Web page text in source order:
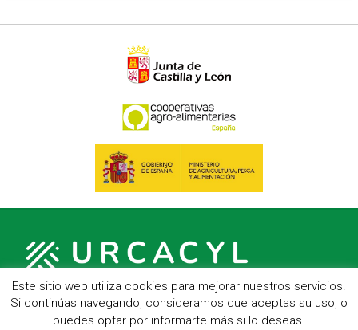
Este sitio web utiliza cookies para mejorar nuestros servicios.
Si continúas navegando, consideramos que aceptas su uso, o
puedes optar por informarte más si lo deseas.